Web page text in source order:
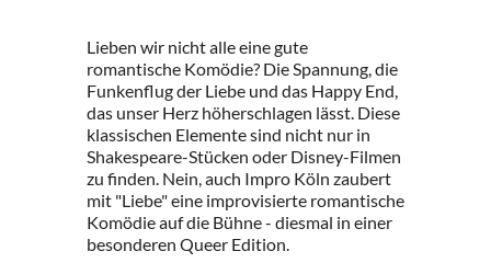
Lieben wir nicht alle eine gute
romantische Komödie? Die Spannung, die
Funkenflug der Liebe und das Happy End,
das unser Herz höherschlagen lässt. Diese
klassischen Elemente sind nicht nur in
Shakespeare-Stücken oder Disney-Filmen
zu finden. Nein, auch Impro Köln zaubert
mit "Liebe" eine improvisierte romantische
Komödie auf die Bühne - diesmal in einer
besonderen Queer Edition.